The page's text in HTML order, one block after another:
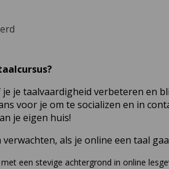
je taalvaardigheid verbeteren en
voor je om te socializen en in
je eigen huis!
als je online een taal
een stevige achtergrond in online